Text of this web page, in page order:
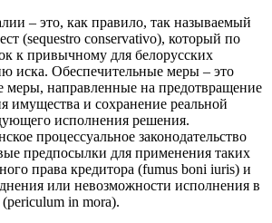
– это, как правило, так называемый
(sequestro conservativo), который по
к привычному для белорусских
иска. Обеспечительные меры – это
меры, направленные на предотвращение
имущества и сохранение реальной
исполнения решения.
процессуальное законодательство
предпосылки для применения таких
права кредитора (fumus boni iuris) и
или невозможности исполнения в
in mora).